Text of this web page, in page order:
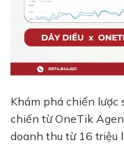
Khám phá chiến lược
chiến từ OneTik
doanh thu từ 16 triệu